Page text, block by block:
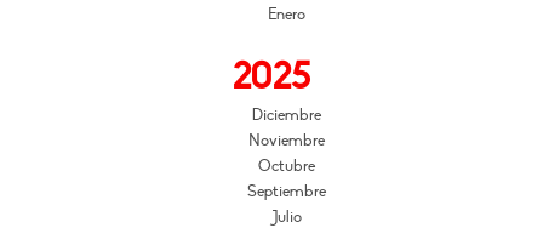
Enero
2025
Diciembre
Noviembre
Octubre
Septiembre
Julio